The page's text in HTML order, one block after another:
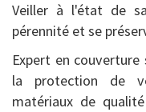
Veiller à l'état de
pérennité et se
Expert en couverture
la protection de
matériaux de